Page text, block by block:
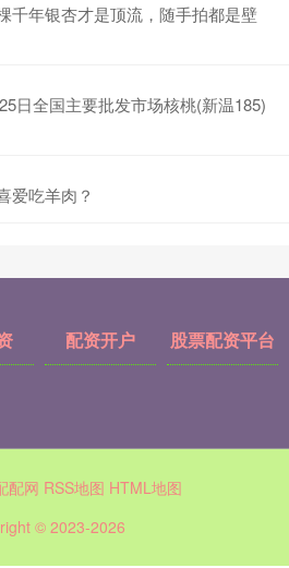
千年银杏才是顶流，随手拍都是壁
日全国主要批发市场核桃(新温185)
爱吃羊肉？
配资开户 股票配资平台
配网 RSS地图 HTML地图
© 2023-2026